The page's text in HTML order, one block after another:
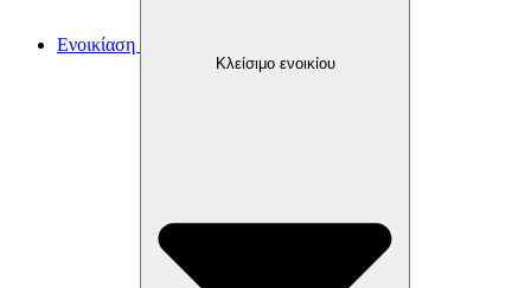
Ενοικίαση
Κλείσιμο ενοικίου